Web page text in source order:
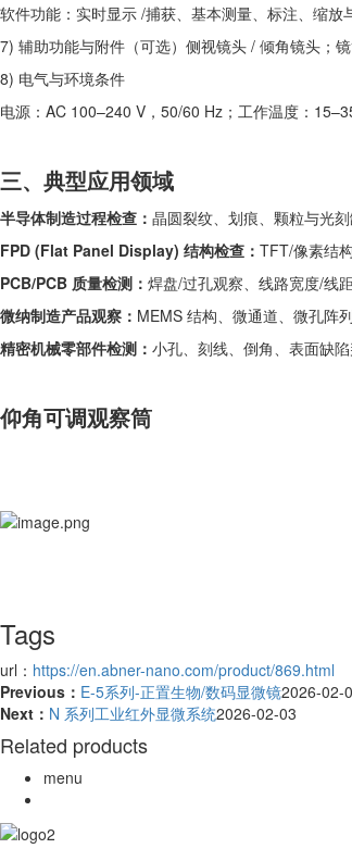
软件功能：实时显示 /捕获、基本测量、标注、缩放
7) 辅助功能与附件（可选）侧视镜头 / 倾角镜头；
8) 电气与环境条件
电源：AC 100–240 V，50/60 Hz；工作温度：
三、典型应用领域
半导体制造过程检查： 晶圆裂纹、划痕、颗粒与光
FPD (Flat Panel Display) 结构检查： TFT/像素结
PCB/PCB 质量检测： 焊盘/过孔观察、线路宽度/线
微纳制造产品观察： MEMS 结构、微通道、微孔阵
精密机械零部件检测： 小孔、刻线、倒角、表面缺陷
仰角可调观察筒
Tags
url： https://en.abner-nano.com/product/869.html
Previous： E-5系列-正置生物/数码显微镜2026-02-
Next： N 系列工业红外显微系统2026-02-03
Related products
menu